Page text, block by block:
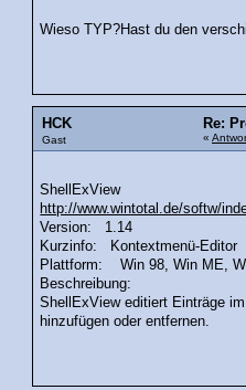
Wieso TYP?Hast du den
HCK
Gast
Re:
«
ShellExView
http://www.wintotal.de/softw/
Version: 1.14
Kurzinfo: Kontextmenü-Editor
Plattform: Win 98, Win ME,
Beschreibung:
ShellExView editiert Einträge
hinzufügen oder entfernen.